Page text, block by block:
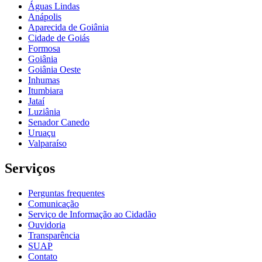
Águas Lindas
Anápolis
Aparecida de Goiânia
Cidade de Goiás
Formosa
Goiânia
Goiânia Oeste
Inhumas
Itumbiara
Jataí
Luziânia
Senador Canedo
Uruaçu
Valparaíso
Serviços
Perguntas frequentes
Comunicação
Serviço de Informação ao Cidadão
Ouvidoria
Transparência
SUAP
Contato